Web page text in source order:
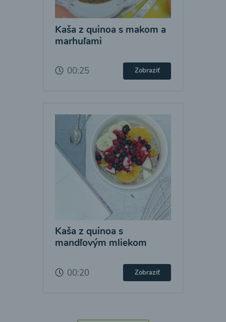
Kaša z quinoa s makom a
marhuľami
00:25 Zobraziť
Kaša z quinoa s
mandľovým mliekom
00:20 Zobraziť